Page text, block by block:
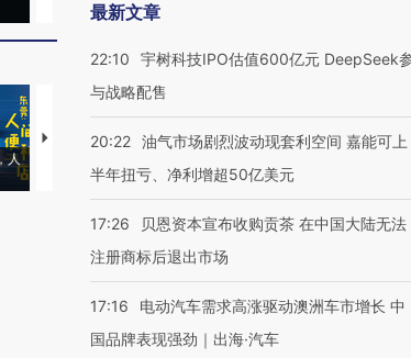
心“花钱找虐”？
人
【推广】走进第四届链博
有意思的生活方式·第三对
【
最新文章
22:10
宇树科技IPO估值600亿元 DeepSeek
与战略配售
20:22 油气市场剧烈波动现套利空间 嘉能可上
半年扭亏、净利增超50亿美元
17:26
贝恩资本宣布收购贡茶 在中国大陆无法
注册商标后退出市场
17:16
电动汽车需求高涨驱动澳洲车市增长 中
国品牌表现强劲｜出海·汽车